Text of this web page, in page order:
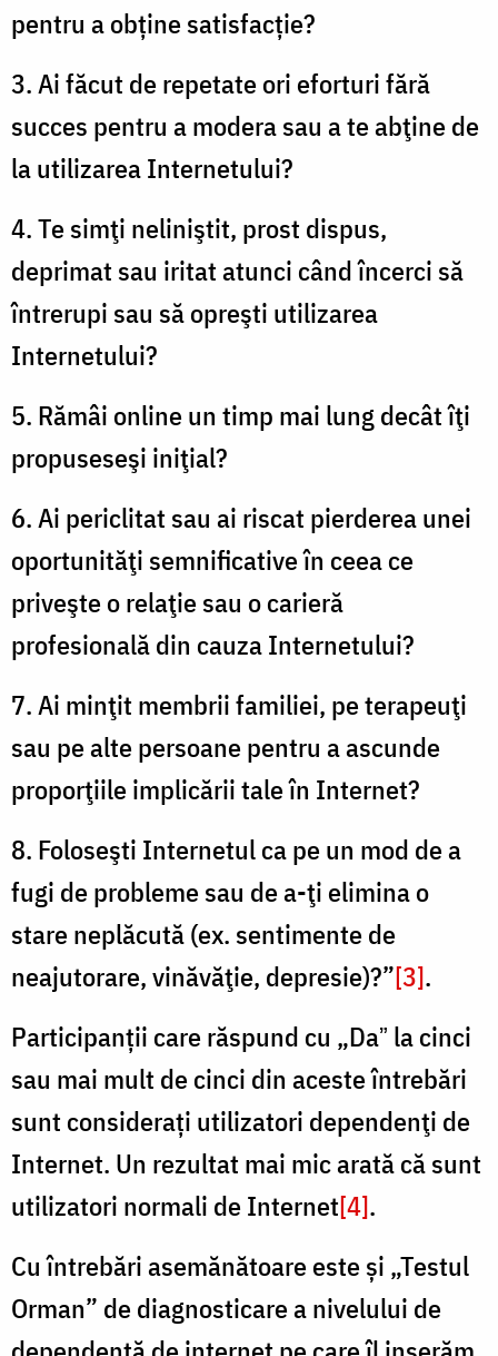
pentru a obţine satisfacţie?
3. Ai făcut de repetate ori eforturi fără
succes pentru a modera sau a te abţine de
la utilizarea Internetului?
4. Te simţi neliniştit, prost dispus,
deprimat sau iritat atunci când încerci să
întrerupi sau să opreşti utilizarea
Internetului?
5. Rămâi online un timp mai lung decât îţi
propuseseşi iniţial?
6. Ai periclitat sau ai riscat pierderea unei
oportunităţi semnificative în ceea ce
priveşte o relaţie sau o carieră
profesională din cauza Internetului?
7. Ai minţit membrii familiei, pe terapeuţi
sau pe alte persoane pentru a ascunde
proporţiile implicării tale în Internet?
8. Foloseşti Internetul ca pe un mod de a
fugi de probleme sau de a-ţi elimina o
stare neplăcută (ex. sentimente de
neajutorare, vinăvăţie, depresie)?”[3].
Participanții care răspund cu „Daˮ la cinci
sau mai mult de cinci din aceste întrebări
sunt considerați utilizatori dependenţi de
Internet. Un rezultat mai mic arată că sunt
utilizatori normali de Internet[4].
Cu întrebări asemănătoare este și „Testul
Orman” de diagnosticare a nivelului de